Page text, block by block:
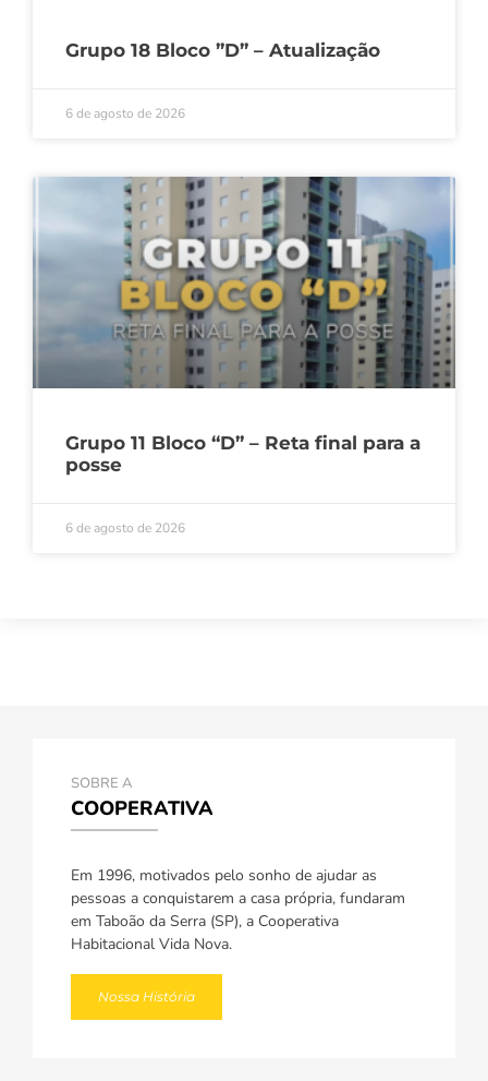
Grupo 18 Bloco ”D” – Atualização
6 de agosto de 2026
Grupo 11 Bloco “D” – Reta final para a
posse
6 de agosto de 2026
SOBRE A
COOPERATIVA
Em 1996, motivados pelo sonho de ajudar as
pessoas a conquistarem a casa própria, fundaram
em Taboão da Serra (SP), a Cooperativa
Habitacional Vida Nova.
Nossa História